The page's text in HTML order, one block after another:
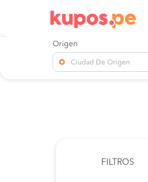
Origen
Ciudad De Origen
FILTROS